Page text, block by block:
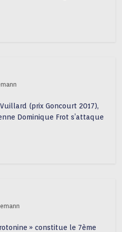
Vuillard (prix Goncourt 2017),
Dominique Frot s’attaque
» constitue le 7ème